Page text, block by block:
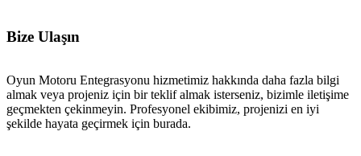
Bize Ulaşın
Oyun Motoru Entegrasyonu hizmetimiz hakkında daha fazla bilgi
almak veya projeniz için bir teklif almak isterseniz, bizimle iletişime
geçmekten çekinmeyin. Profesyonel ekibimiz, projenizi en iyi
şekilde hayata geçirmek için burada.